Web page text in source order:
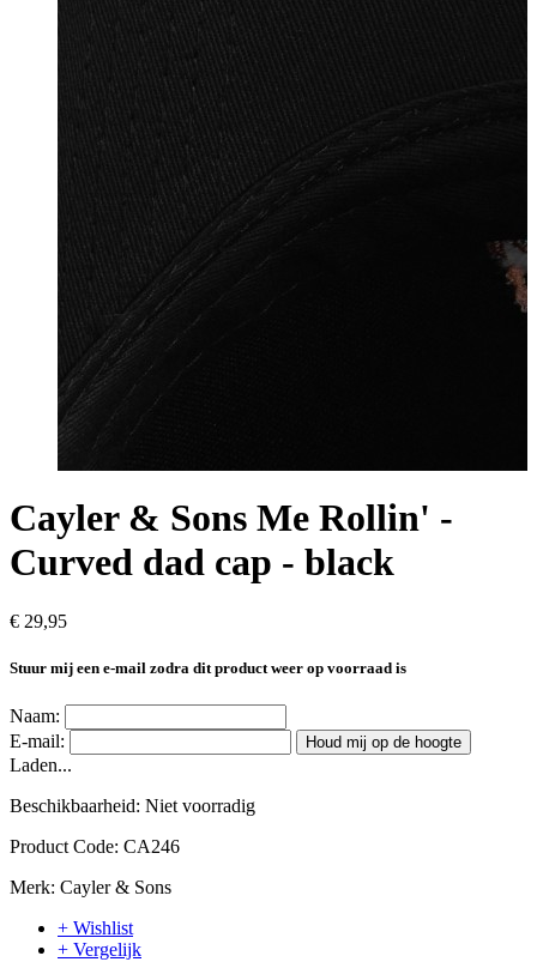
Cayler & Sons Me Rollin' -
Curved dad cap - black
€ 29,95
Stuur mij een e-mail zodra dit product weer op voorraad is
Naam:
E-mail:
Houd mij op de hoogte
Laden...
Beschikbaarheid: Niet voorradig
Product Code: CA246
Merk: Cayler & Sons
+ Wishlist
+ Vergelijk